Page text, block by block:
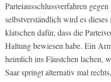
Parteiausschlussverfahren
selbstverständlich wird es
klatschen dafür, dass die
Haltung bewiesen habe. Ein
heimlich ins Fäustchen lachen,
Saar springt alternativ mal